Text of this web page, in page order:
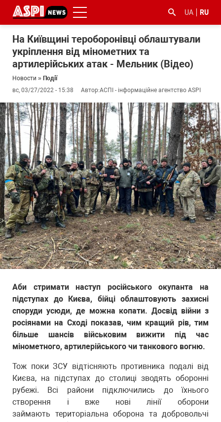
UA RU
На Київщині тероборонівці облаштували
укріплення від мінометних та
артилерійських атак - Мельник (Відео)
Новости » Події
вс, 03/27/2022 - 15:38
Автор:АСПІ - інформаційне агентство ASPI
Аби стримати наступ російського окупанта на
підступах до Києва, бійці облаштовують захисні
споруди усюди, де можна копати. Досвід війни з
росіянами на Сході показав, чим кращий рів, тим
більше шансів військовим вижити під час
мінометного, артилерійського чи танкового вогню.
Тож поки ЗСУ відтісняють противника подалі від
Києва, на підступах до столиці зводять оборонні
рубежі. Всі райони підключились до їхнього
створення і вже нові лінії оборони
займають територіальна оборона та добровольчі
#ООС
#боротьба
з
корупцією
#гфс #Киев #коронавірус